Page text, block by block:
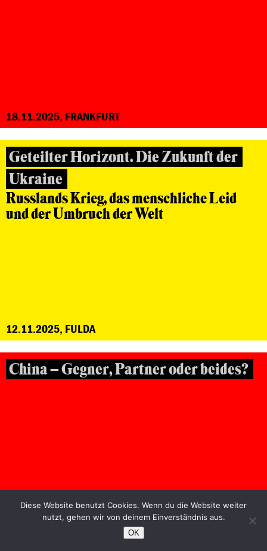
18.11.2025, FRANKFURT
Geteilter Horizont. Die Zukunft der
Ukraine
Russlands Krieg, das menschliche Leid
und der Umbruch der Welt
12.11.2025, FULDA
China – Gegner, Partner oder beides?
29.10.2025, FRANKFURT/MAIN
Diese Website benutzt Cookies. Wenn du die Website weiter
nutzt, gehen wir von deinem Einverständnis aus.
OK